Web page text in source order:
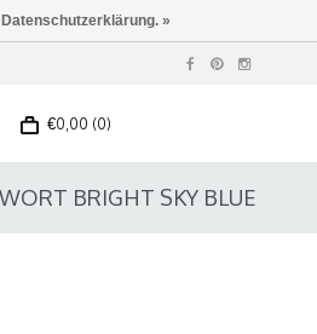
€0,00 (0)
BRIGHT SKY BLUE
»